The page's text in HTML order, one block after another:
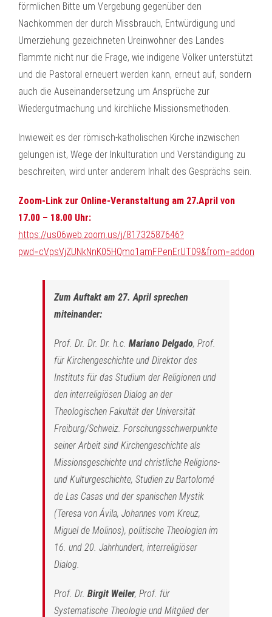
förmlichen Bitte um Vergebung gegenüber den
Nachkommen der durch Missbrauch, Entwürdigung und
Umerziehung gezeichneten Ureinwohner des Landes
flammte nicht nur die Frage, wie indigene Völker unterstützt
und die Pastoral erneuert werden kann, erneut auf, sondern
auch die Auseinandersetzung um Ansprüche zur
Wiedergutmachung und kirchliche Missionsmethoden.
Inwieweit es der römisch-katholischen Kirche inzwischen
gelungen ist, Wege der Inkulturation und Verständigung zu
beschreiten, wird unter anderem Inhalt des Gesprächs sein.
Zoom-Link zur Online-Veranstaltung am 27.April von
17.00 – 18.00 Uhr:
https://us06web.zoom.us/j/81732587646?
pwd=cVpsVjZUNkNnK05HQmo1amFPenErUT09&from=addon
Zum Auftakt am 27. April sprechen
miteinander:
Prof. Dr. Dr. Dr. h.c. Mariano Delgado, Prof.
für Kirchengeschichte und Direktor des
Instituts für das Studium der Religionen und
den interreligiösen Dialog an der
Theologischen Fakultät der Universität
Freiburg/Schweiz. Forschungsschwerpunkte
seiner Arbeit sind Kirchengeschichte als
Missionsgeschichte und christliche Religions-
und Kulturgeschichte, Studien zu Bartolomé
de Las Casas und der spanischen Mystik
(Teresa von Ávila, Johannes vom Kreuz,
Miguel de Molinos), politische Theologien im
16. und 20. Jahrhundert, interreligiöser
Dialog.
Prof. Dr. Birgit Weiler, Prof. für
Systematische Theologie und Mitglied der